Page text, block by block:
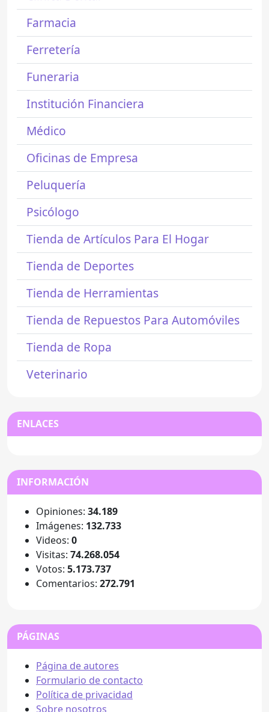
Farmacia
Ferretería
Funeraria
Institución Financiera
Médico
Oficinas de Empresa
Peluquería
Psicólogo
Tienda de Artículos Para El Hogar
Tienda de Deportes
Tienda de Herramientas
Tienda de Repuestos Para Automóviles
Tienda de Ropa
Veterinario
ENLACES
INFORMACIÓN
Opiniones: 34.189
Imágenes: 132.733
Videos: 0
Visitas: 74.268.054
Votos: 5.173.737
Comentarios: 272.791
PÁGINAS
Página de autores
Formulario de contacto
Política de privacidad
Sobre nosotros